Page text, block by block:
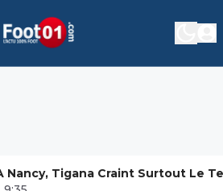
Nancy, Tigana Craint Surtout Le